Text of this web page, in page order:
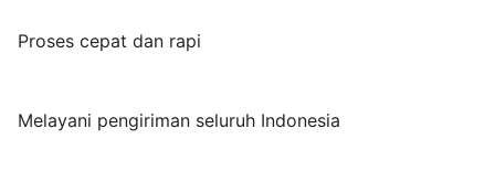
Proses cepat dan rapi
Melayani pengiriman seluruh Indonesia